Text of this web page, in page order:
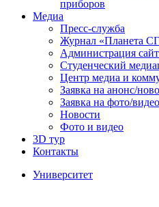
приборов
Медиа
Пресс-служба
Журнал «Планета
Администрация
Студенческий
Центр медиа и
Заявка на анонс/
Заявка на фото/
Новости
Фото и видео
3D тур
Контакты
Университет